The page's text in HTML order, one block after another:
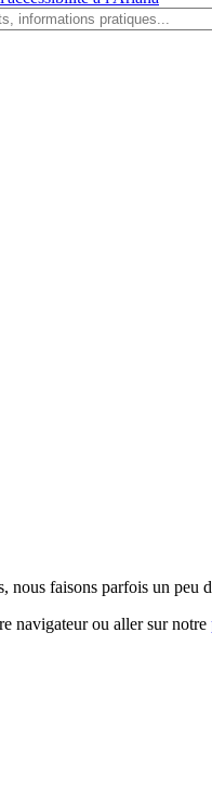
faisons parfois un peu
navigateur ou aller sur notre